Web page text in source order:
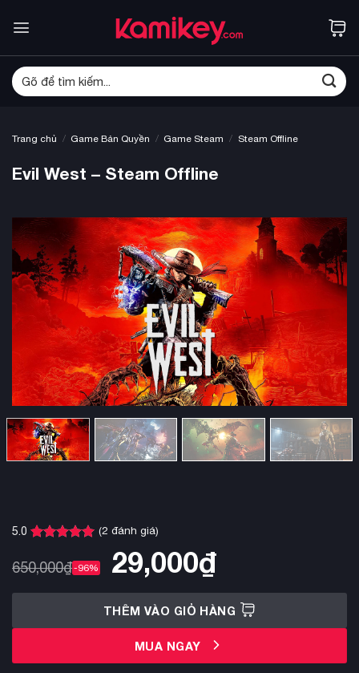
qua
dung
Tìm
kiếm:
Trang chủ / Game Bản Quyền / Game Steam / Steam Offline
Evil West – Steam Offline
5.0
dựa trên
đánh giá
(2 đánh giá)
650,000₫-96% 29,000₫
THÊM VÀO GIỎ HÀNG
MUA NGAY